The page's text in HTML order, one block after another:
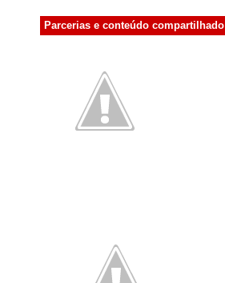
Parcerias e conteúdo compartilhado